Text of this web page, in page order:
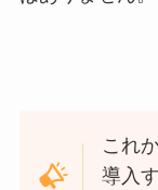
これ
導入